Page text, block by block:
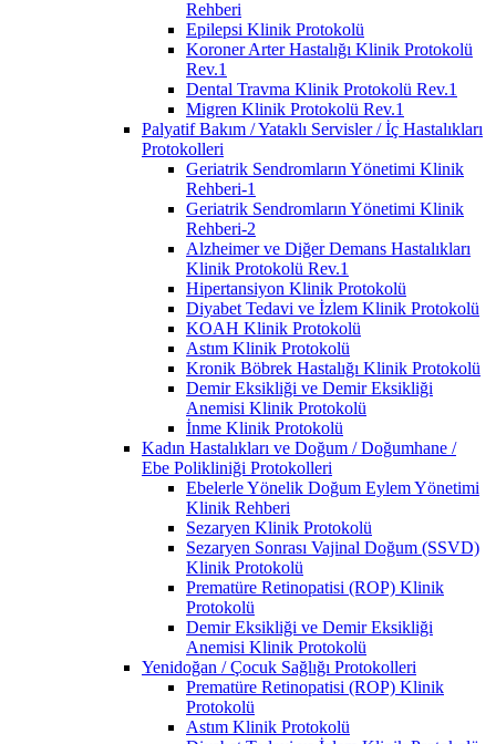
Rehberi
Epilepsi Klinik Protokolü
Koroner Arter Hastalığı Klinik Protokolü
Rev.1
Dental Travma Klinik Protokolü Rev.1
Migren Klinik Protokolü Rev.1
Palyatif Bakım / Yataklı Servisler / İç Hastalıkları
Protokolleri
Geriatrik Sendromların Yönetimi Klinik
Rehberi-1
Geriatrik Sendromların Yönetimi Klinik
Rehberi-2
Alzheimer ve Diğer Demans Hastalıkları
Klinik Protokolü Rev.1
Hipertansiyon Klinik Protokolü
Diyabet Tedavi ve İzlem Klinik Protokolü
KOAH Klinik Protokolü
Astım Klinik Protokolü
Kronik Böbrek Hastalığı Klinik Protokolü
Demir Eksikliği ve Demir Eksikliği
Anemisi Klinik Protokolü
İnme Klinik Protokolü
Kadın Hastalıkları ve Doğum / Doğumhane /
Ebe Polikliniği Protokolleri
Ebelerle Yönelik Doğum Eylem Yönetimi
Klinik Rehberi
Sezaryen Klinik Protokolü
Sezaryen Sonrası Vajinal Doğum (SSVD)
Klinik Protokolü
Prematüre Retinopatisi (ROP) Klinik
Protokolü
Demir Eksikliği ve Demir Eksikliği
Anemisi Klinik Protokolü
Yenidoğan / Çocuk Sağlığı Protokolleri
Prematüre Retinopatisi (ROP) Klinik
Protokolü
Astım Klinik Protokolü